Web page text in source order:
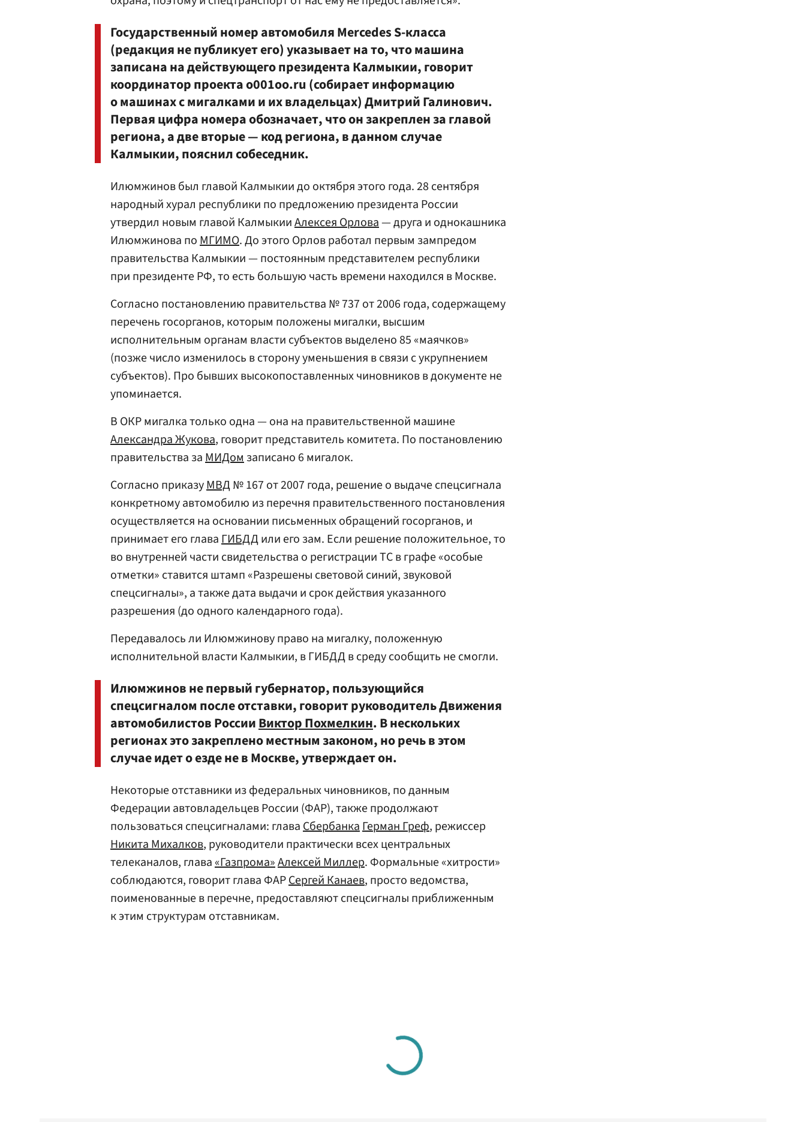
Государственный номер автомобиля Mercedes S-класса
(редакция не публикует его) указывает на то, что машина
записана на действующего президента Калмыкии, говорит
координатор проекта o001oo.ru (собирает информацию
о машинах с мигалками и их владельцах) Дмитрий Галинович.
Первая цифра номера обозначает, что он закреплен за главой
региона, а две вторые — код региона, в данном случае
Калмыкии, пояснил собеседник.
Илюмжинов был главой Калмыкии до октября этого года. 28 сентября
народный хурал республики по предложению президента России
утвердил новым главой КалмыкииАлексея Орлова— друга и однокашника
Илюмжинова поМГИМО. До этого Орлов работал первым зампредом
правительства Калмыкии — постоянным представителем республики
при президенте РФ, то есть большую часть времени находился в Москве.
Согласно постановлению правительства № 737 от 2006 года, содержащему
перечень госорганов, которым положены мигалки, высшим
исполнительным органам власти субъектов выделено 85 «маячков»
(позже число изменилось в сторону уменьшения в связи с укрупнением
субъектов). Про бывших высокопоставленных чиновников в документе не
упоминается.
В ОКР мигалка только одна — она на правительственной машине
Александра Жукова, говорит представитель комитета. По постановлению
правительства заМИДомзаписано 6 мигалок.
Согласно приказуМВД№ 167 от 2007 года, решение о выдаче спецсигнала
конкретному автомобилю из перечня правительственного постановления
осуществляется на основании письменных обращений госорганов, и
принимает его главаГИБДДили его зам. Если решение положительное, то
во внутренней части свидетельства о регистрации ТС в графе «особые
отметки» ставится штамп «Разрешены световой синий, звуковой
спецсигналы», а также дата выдачи и срок действия указанного
разрешения (до одного календарного года).
Передавалось ли Илюмжинову право на мигалку, положенную
исполнительной власти Калмыкии, в ГИБДД в среду сообщить не смогли.
Илюмжинов не первый губернатор, пользующийся
спецсигналом после отставки, говорит руководитель Движения
автомобилистов РоссииВиктор Похмелкин. В нескольких
регионах это закреплено местным законом, но речь в этом
случае идет о езде не в Москве, утверждает он.
Некоторые отставники из федеральных чиновников, по данным
Федерации автовладельцев России (ФАР), также продолжают
пользоваться спецсигналами: главаСбербанкаГерман Греф, режиссер
Никита Михалков, руководители практически всех центральных
телеканалов, глава«Газпрома»Алексей Миллер. Формальные «хитрости»
соблюдаются, говорит глава ФАРСергей Канаев, просто ведомства,
поименованные в перечне, предоставляют спецсигналы приближенным
к этим структурам отставникам.